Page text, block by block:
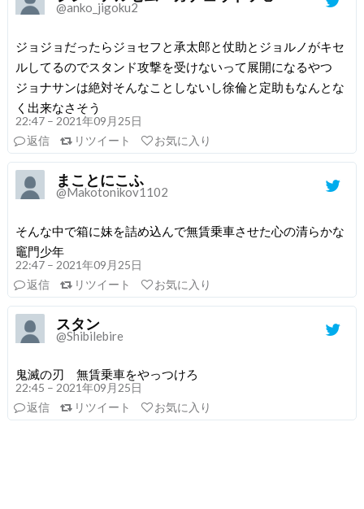
@anko_jigoku2
ジョジョだったらジョセフと承太郎と仗助とジョルノがキセ
ルしてるのでスタンド攻撃を受けないって展開になるやつ
ジョナサンは絶対そんなことしないし徐倫と定助もなんとな
く出来なさそう
22:47 – 2021年09月25日
返信
リツイート お気に入り
まことにこふ
@Makotonikov1102
そんな中で箱に妹を詰め込んで無賃乗車させた心の清らかな
竈門少年
22:47 – 2021年09月25日
返信
リツイート お気に入り
スタン
@Shibilebire
鬼滅の刃 無賃乗車をやっつけろ
22:45 – 2021年09月25日
返信
リツイート お気に入り